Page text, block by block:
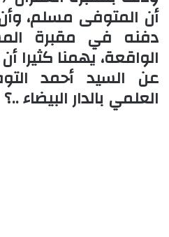
أن المتوفى مسلم،
دفنه في مقبرة
الواقعة، يهمنا كثيرا
عن السيد أحمد
العلمي بالدار البيضاء ..؟